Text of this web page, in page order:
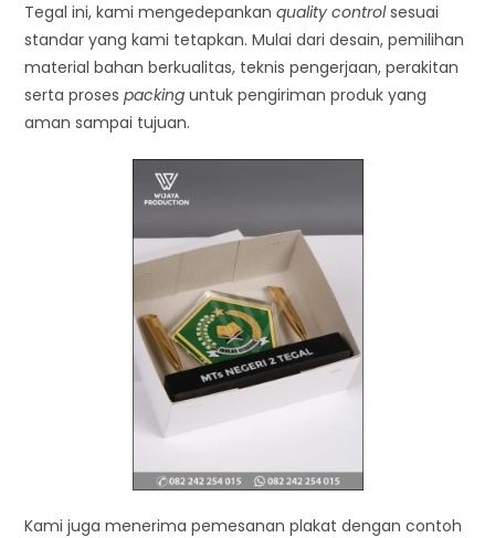
Tegal ini, kami mengedepankanquality controlsesuai
standar yang kami tetapkan. Mulai dari desain, pemilihan
material bahan berkualitas, teknis pengerjaan, perakitan
serta prosespacking untuk pengiriman produk yang
aman sampai tujuan.
Kami juga menerima pemesanan plakat dengan contoh